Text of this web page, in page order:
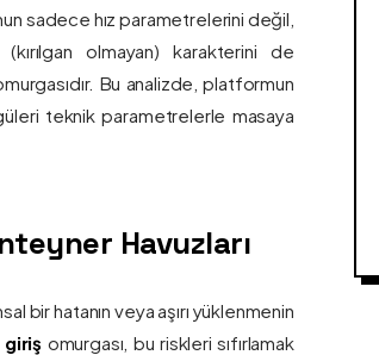
sadece hız parametrelerini değil,
olmayan) karakterini de
Bu analizde, platformun
teknik parametrelerle masaya
Havuzları
bir hatanın veya aşırı yüklenmenin
omurgası, bu riskleri sıfırlamak